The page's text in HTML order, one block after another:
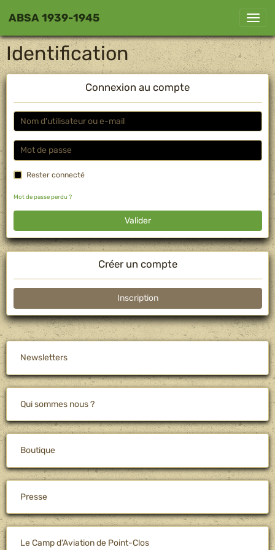
ABSA 1939-1945
Identification
Connexion au compte
Rester connecté
Mot de passe perdu ?
Valider
Créer un compte
Inscription
Newsletters
Qui sommes nous ?
Boutique
Presse
Le Camp d'Aviation de Point-Clos